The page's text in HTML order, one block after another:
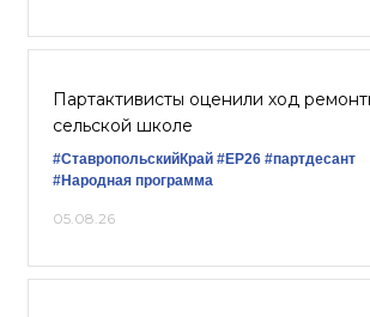
Партактивисты оценили ход
сельской школе
#СтавропольскийКрай #ЕР26 #партдесант
#Народная программа
05.08.26